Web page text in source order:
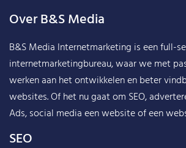
Over B&S Media
B&S Media Internetmarketing is een full-
internetmarketingbureau, waar we met
werken aan het ontwikkelen en beter
websites. Of het nu gaat om SEO,
Ads, social media een website of een
SEO